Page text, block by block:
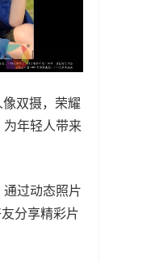
双摄，荣耀
年轻人带来
过动态照片
分享精彩片